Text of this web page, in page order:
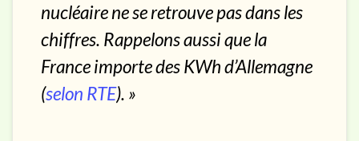
nucléaire ne se retrouve pas dans les
chiffres. Rappelons aussi que la
France importe des KWh d’Allemagne
(selon RTE). »